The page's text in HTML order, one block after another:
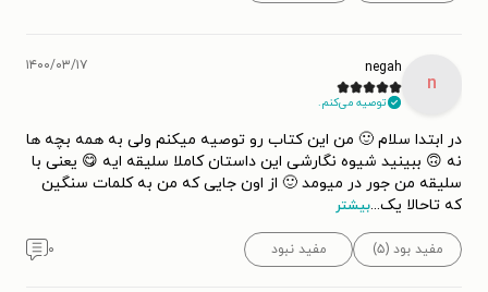
n
negah
توصیه می‌کنم.
۱۴۰۰/۰۳/۱۷
در ابتدا سلام 🙂 من این کتاب رو توصیه میکنم ولی به همه بچه ها
نه 🙃 ببینید شیوه نگارشی این داستان کاملا سلیقه ایه 😋 یعنی با
سلیقه من جور در میومد 🙂 از اون جایی که من به کلمات سنگین
که تاحالا یک...بیشتر
مفید بود (۵) مفید نبود ۰